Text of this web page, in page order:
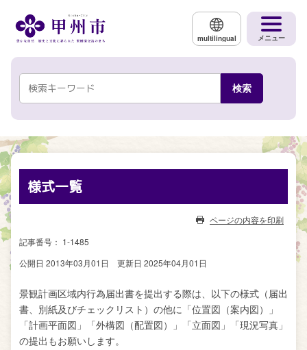
multilingual メニュー
様式一覧
ページの内容を印刷
記事番号： 1-1485
公開日 2013年03月01日
更新日 2025年04月01日
景観計画区域内行為届出書を提出する際は、以下の様式（届出
書、別紙及びチェックリスト）の他に「位置図（案内図）」
「計画平面図」「外構図（配置図）」「立面図」「現況写真」
の提出もお願いします。